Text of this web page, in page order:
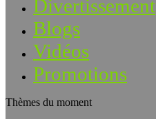
Divertissement
Blogs
Vidéos
Promotions
Thèmes du moment